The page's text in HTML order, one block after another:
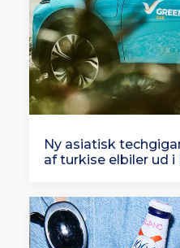
Ny asiatisk
af turkise elbiler ud i